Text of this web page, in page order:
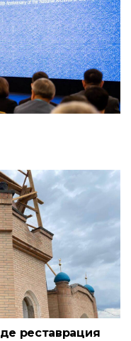
реставрация